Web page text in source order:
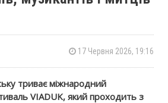
17 Червня 2026, 19:16
триває міжнародний
VIADUK, який проходить з